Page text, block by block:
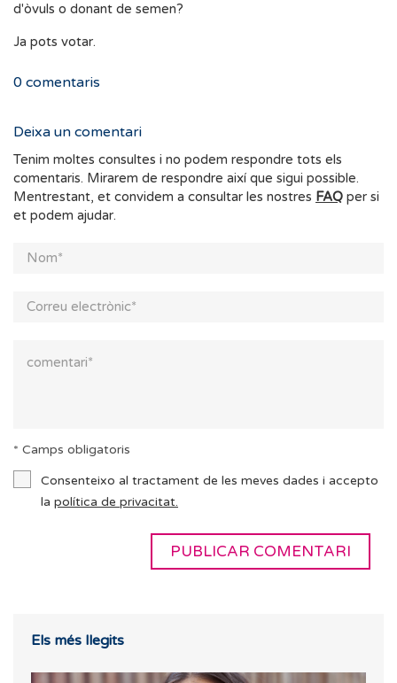
d'òvuls o donant de semen?
Ja pots votar.
0 comentaris
Deixa un comentari
Tenim moltes consultes i no podem respondre tots els
comentaris. Mirarem de respondre així que sigui possible.
Mentrestant, et convidem a consultar les nostres FAQ per si
et podem ajudar.
* Camps obligatoris
Consenteixo al tractament de les meves dades i accepto
la política de privacitat.
Els més llegits